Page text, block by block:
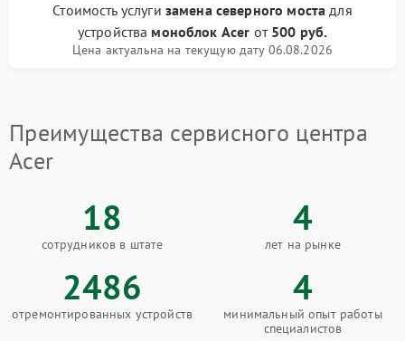
Стоимость услуги замена северного моста для
устройства моноблок Acer от 500 руб.
Цена актуальна на текущую дату 06.08.2026
Преимущества сервисного центра
Acer
18
сотрудников в штате
4
лет на рынке
2486
отремонтированных устройств
4
минимальный опыт работы
специалистов